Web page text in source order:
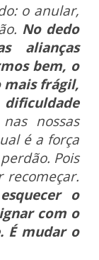
o anular,
No dedo
alianças
bem, o
mais frágil,
nossas
é a força
Pois
o
com o
É mudar o